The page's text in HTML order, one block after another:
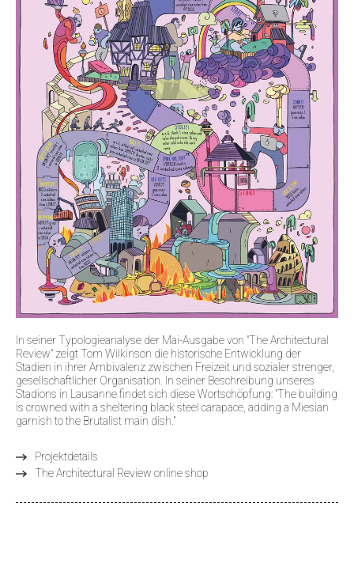
In seiner Typologieanalyse der Mai-Ausgabe von "The Architectural
Review" zeigt Tom Wilkinson die historische Entwicklung der
Stadien in ihrer Ambivalenz zwischen Freizeit und sozialer strenger,
gesellschaftlicher Organisation. In seiner Beschreibung unseres
Stadions in Lausanne findet sich diese Wortschöpfung: "The building
is crowned with a sheltering black steel carapace, adding a Miesian
garnish to the Brutalist main dish."
Projektdetails
The Architectural Review online shop